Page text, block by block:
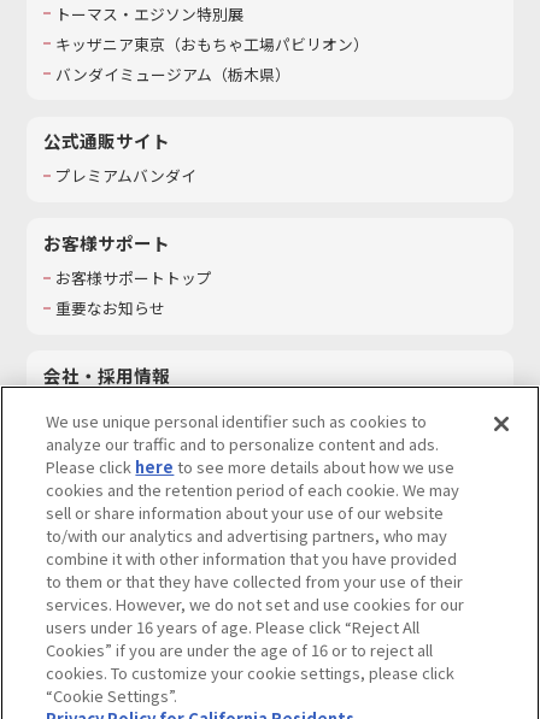
トーマス・エジソン特別展
キッザニア東京（おもちゃ工場パビリオン）​
バンダイミュージアム（栃木県）
公式通販サイト
プレミアムバンダイ
お客様サポート
お客様サポートトップ
重要なお知らせ
会社・採用情報
採用情報
サステナビリティ
お問い合わせ
ウェブサイトご利用条件 ソーシャルメディアポリシー
個人情報及び特定個人情報等の取り扱いに関する保護方針
Do Not Sell or Share My Personal Information著作権・商標について
We use unique personal identifier such as cookies to
analyze our traffic and to personalize content and ads.
Please click here to see more details about how we use
cookies and the retention period of each cookie. We may
sell or share information about your use of our website
to/with our analytics and advertising partners, who may
combine it with other information that you have provided
to them or that they have collected from your use of their
services. However, we do not set and use cookies for our
users under 16 years of age. Please click “Reject All
Cookies” if you are under the age of 16 or to reject all
cookies. To customize your cookie settings, please click
“Cookie Settings”.